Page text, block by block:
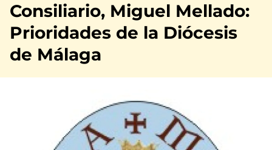
Consiliario, Miguel Mellado:
Prioridades de la Diócesis
de Málaga